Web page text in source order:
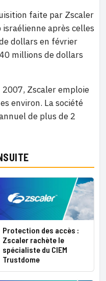
faite par Zscaler
après celles
dollars en février
millions de dollars
2007, Zscaler emploie
environ. La société
de plus de 2
Protection des accès :
Zscaler rachète le
spécialiste du CIEM
Trustdome